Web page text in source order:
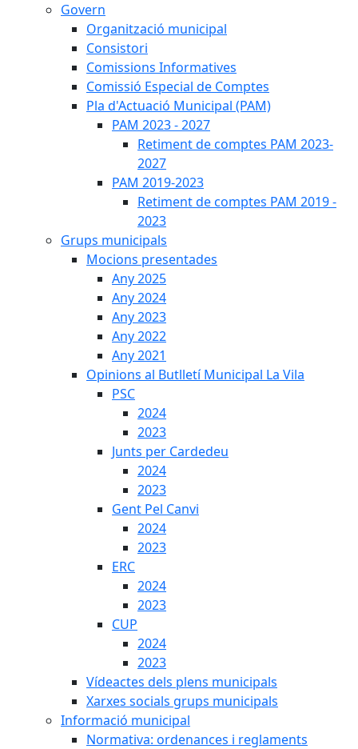
Govern
Organització municipal
Consistori
Comissions Informatives
Comissió Especial de Comptes
Pla d'Actuació Municipal (PAM)
PAM 2023 - 2027
Retiment de comptes PAM 2023-
2027
PAM 2019-2023
Retiment de comptes PAM 2019 -
2023
Grups municipals
Mocions presentades
Any 2025
Any 2024
Any 2023
Any 2022
Any 2021
Opinions al Butlletí Municipal La Vila
PSC
2024
2023
Junts per Cardedeu
2024
2023
Gent Pel Canvi
2024
2023
ERC
2024
2023
CUP
2024
2023
Vídeactes dels plens municipals
Xarxes socials grups municipals
Informació municipal
Normativa: ordenances i reglaments